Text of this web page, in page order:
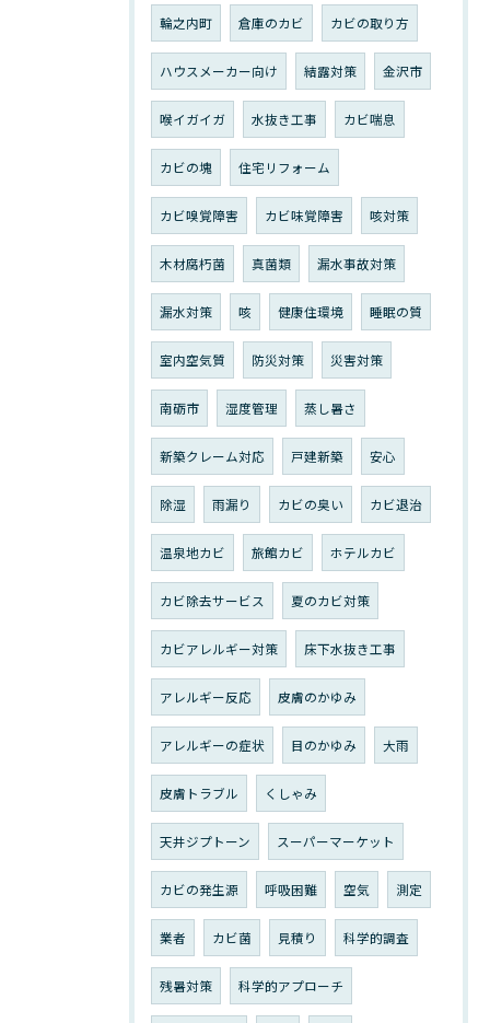
輪之内町 倉庫のカビ カビの取り方
ハウスメーカー向け 結露対策 金沢市
喉イガイガ 水抜き工事 カビ喘息
カビの塊 住宅リフォーム
カビ嗅覚障害 カビ味覚障害 咳対策
木材腐朽菌 真菌類 漏水事故対策
漏水対策 咳 健康住環境 睡眠の質
室内空気質 防災対策 災害対策
南砺市 湿度管理 蒸し暑さ
新築クレーム対応 戸建新築 安心
除湿 雨漏り カビの臭い カビ退治
温泉地カビ 旅館カビ ホテルカビ
カビ除去サービス 夏のカビ対策
カビアレルギー対策 床下水抜き工事
アレルギー反応 皮膚のかゆみ
アレルギーの症状 目のかゆみ 大雨
皮膚トラブル くしゃみ
天井ジプトーン スーパーマーケット
カビの発生源 呼吸困難 空気 測定
業者 カビ菌 見積り 科学的調査
残暑対策 科学的アプローチ